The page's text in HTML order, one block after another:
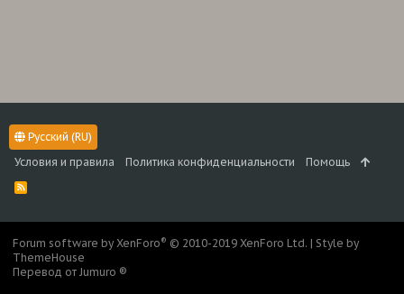
Русский (RU)
Условия и правила
Политика конфиденциальности Помощь
R
S
Forum software by XenForo® © 2010-2019 XenForo Ltd. | Style by
ThemeHouse
Перевод от Jumuro ®